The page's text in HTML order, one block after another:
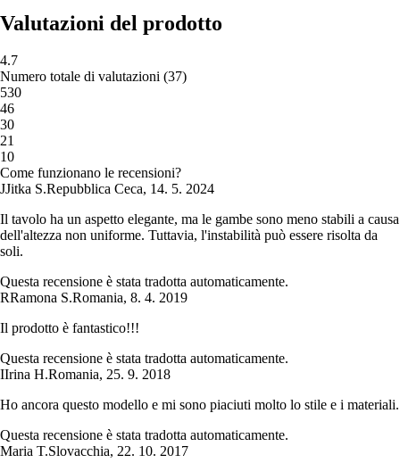
Valutazioni del prodotto
4.7
Numero totale di valutazioni (37)
530
46
30
21
10
Come funzionano le recensioni?
JJitka S.Repubblica Ceca, 14. 5. 2024
Il tavolo ha un aspetto elegante, ma le gambe sono meno stabili a causa
dell'altezza non uniforme. Tuttavia, l'instabilità può essere risolta da
soli.
Questa recensione è stata tradotta automaticamente.
RRamona S.Romania, 8. 4. 2019
Il prodotto è fantastico!!!
Questa recensione è stata tradotta automaticamente.
IIrina H.Romania, 25. 9. 2018
Ho ancora questo modello e mi sono piaciuti molto lo stile e i materiali.
Questa recensione è stata tradotta automaticamente.
Maria T.Slovacchia, 22. 10. 2017